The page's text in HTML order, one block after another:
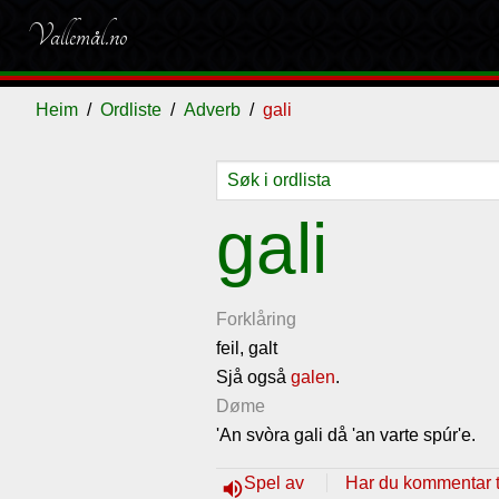
Vallemål.no
Heim Ordliste Adverb gali
gali
Forklåring
feil, galt
Sjå også galen.
Døme
'An svòra gali då 'an varte spúr'e.
volume_upSpel av Har du kommentar